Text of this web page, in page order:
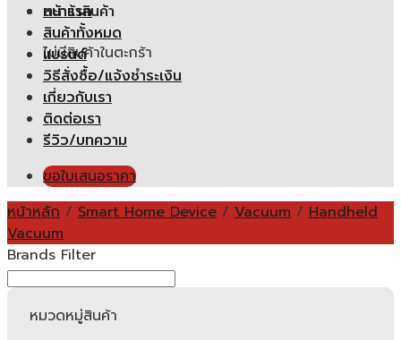
ตะกร้าสินค้า
ไม่มีสินค้าในตะกร้า
หน้าแรก
สินค้าทั้งหมด
แบรนด์
วิธีสั่งซื้อ/แจ้งชำระเงิน
เกี่ยวกับเรา
ติดต่อเรา
รีวิว/บทความ
ขอใบเสนอราคา
หน้าหลัก / Smart Home Device / Vacuum / Handheld
Vacuum
Brands Filter
หมวดหมู่สินค้า